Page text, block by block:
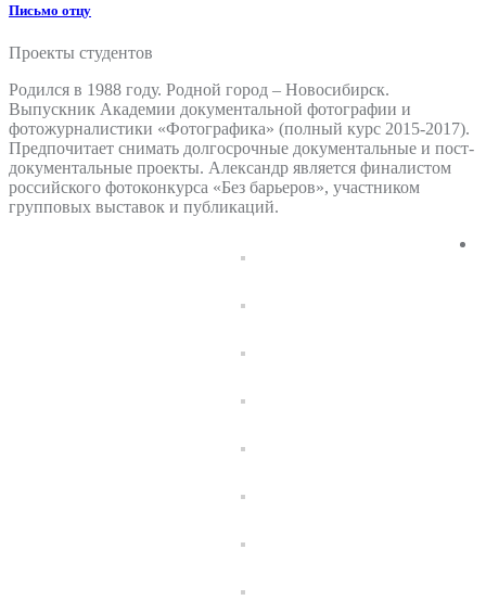
Письмо отцу
Проекты студентов
Родился в 1988 году. Родной город – Новосибирск.
Выпускник Академии документальной фотографии и
фотожурналистики «Фотографика» (полный курс 2015-2017).
Предпочитает снимать долгосрочные документальные и пост-
документальные проекты. Александр является финалистом
российского фотоконкурса «Без барьеров», участником
групповых выставок и публикаций.